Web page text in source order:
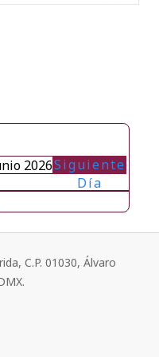
2026Siguiente
Día
C.P. 01030, Álvaro